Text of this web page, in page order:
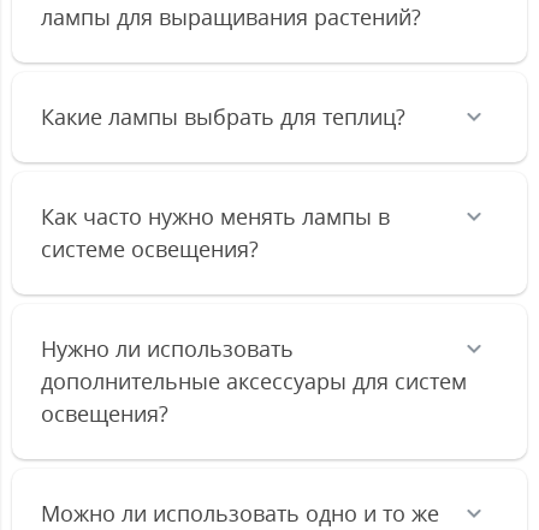
лампы для выращивания растений?
Какие лампы выбрать для теплиц?
Как часто нужно менять лампы в
системе освещения?
Нужно ли использовать
дополнительные аксессуары для систем
освещения?
Можно ли использовать одно и то же